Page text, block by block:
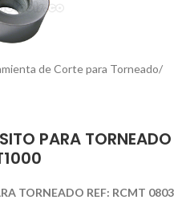
de Corte para Torneado
PARA TORNEADO
TORNEADO REF: RCMT 0803